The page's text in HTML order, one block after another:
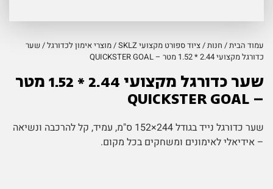
עמוד הבית/ חנות/ציוד ספורט מקצועי SKLZ /מוצרי אימון לכדורגל/ שער
כדורגל מקצועי 2.44 * 1.52 מטר – QUICKSTER GOAL
שער כדורגל מקצועי 2.44 * 1.52 מטר
– QUICKSTER GOAL
שער כדורגל נייד בגודל 244×152 ס"מ, עמיד, קל להרכבה ונשיאה
– אידיאלי לאימונים ומשחקים בכל מקום.